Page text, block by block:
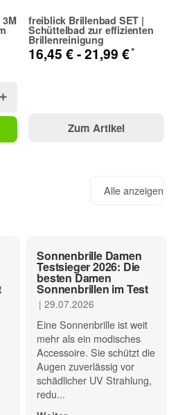
freiblick Brillenbad SET |
Schüttelbad zur effizienten
Brillenreinigung
16,45 € -21,99 €*
Zum Artikel
Alle anzeigen
Sonnenbrille Damen
Testsieger 2026: Die
besten Damen
Sonnenbrillen im Test
| 29.07.2026
Eine Sonnenbrille ist weit
mehr als ein modisches
Accessoire. Sie schützt die
Augen zuverlässig vor
schädlicher UV Strahlung,
redu...